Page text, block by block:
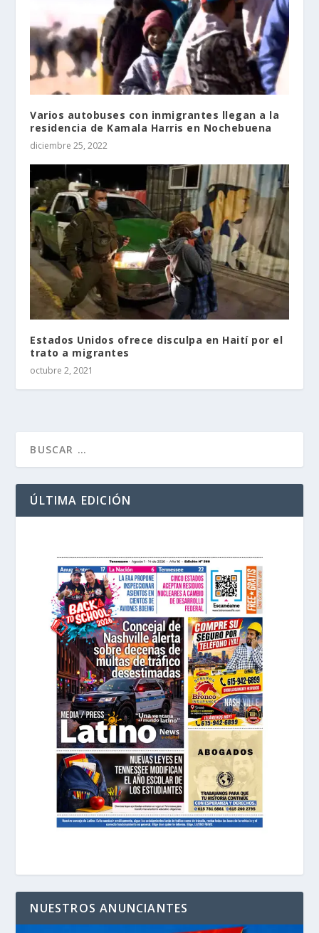
Varios autobuses con inmigrantes llegan a la
residencia de Kamala Harris en Nochebuena
diciembre 25, 2022
Estados Unidos ofrece disculpa en Haití por el
trato a migrantes
octubre 2, 2021
ÚLTIMA EDICIÓN
NUESTROS ANUNCIANTES